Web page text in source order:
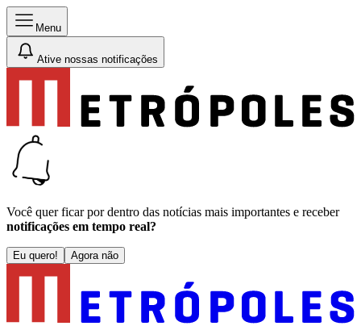
Menu
Ative nossas notificações
Você quer ficar por dentro das notícias mais importantes e receber
notificações em tempo real?
Eu quero! Agora não